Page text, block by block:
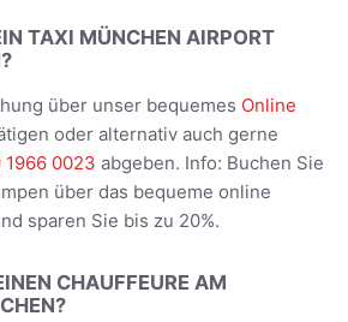
TAXI MÜNCHEN AIRPORT
über unser bequemes Online
oder alternativ auch gerne
0023 abgeben. Info: Buchen Sie
über das bequeme online
sparen Sie bis zu 20%.
CHAUFFEURE AM